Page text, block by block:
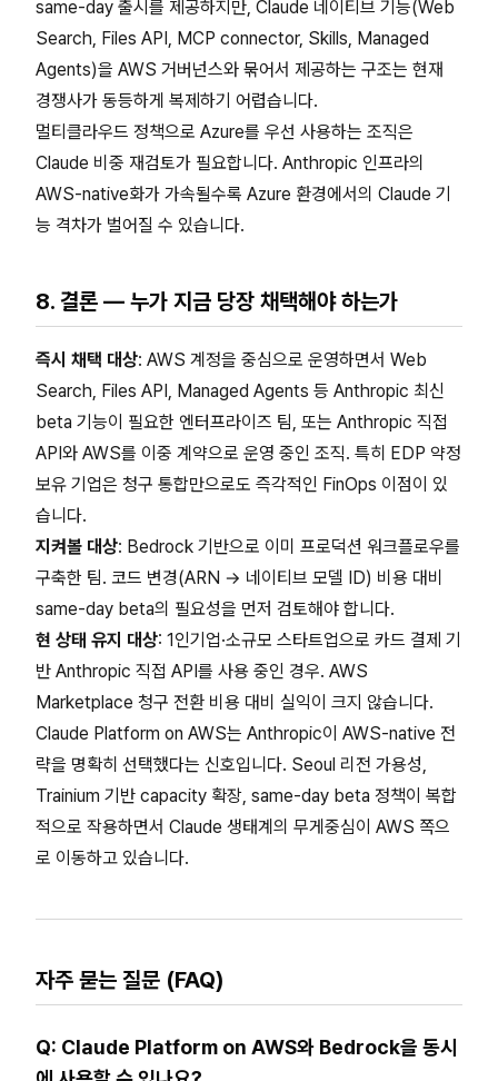
same-day 출시를 제공하지만, Claude 네이티브 기능(Web
Search, Files API, MCP connector, Skills, Managed
Agents)을 AWS 거버넌스와 묶어서 제공하는 구조는 현재
경쟁사가 동등하게 복제하기 어렵습니다.
멀티클라우드 정책으로 Azure를 우선 사용하는 조직은
Claude 비중 재검토가 필요합니다. Anthropic 인프라의
AWS-native화가 가속될수록 Azure 환경에서의 Claude 기
능 격차가 벌어질 수 있습니다.
8. 결론 — 누가 지금 당장 채택해야 하는가
즉시 채택 대상: AWS 계정을 중심으로 운영하면서 Web
Search, Files API, Managed Agents 등 Anthropic 최신
beta 기능이 필요한 엔터프라이즈 팀, 또는 Anthropic 직접
API와 AWS를 이중 계약으로 운영 중인 조직. 특히 EDP 약정
보유 기업은 청구 통합만으로도 즉각적인 FinOps 이점이 있
습니다.
지켜볼 대상: Bedrock 기반으로 이미 프로덕션 워크플로우를
구축한 팀. 코드 변경(ARN → 네이티브 모델 ID) 비용 대비
same-day beta의 필요성을 먼저 검토해야 합니다.
현 상태 유지 대상: 1인기업·소규모 스타트업으로 카드 결제 기
반 Anthropic 직접 API를 사용 중인 경우. AWS
Marketplace 청구 전환 비용 대비 실익이 크지 않습니다.
Claude Platform on AWS는 Anthropic이 AWS-native 전
략을 명확히 선택했다는 신호입니다. Seoul 리전 가용성,
Trainium 기반 capacity 확장, same-day beta 정책이 복합
적으로 작용하면서 Claude 생태계의 무게중심이 AWS 쪽으
로 이동하고 있습니다.
자주 묻는 질문 (FAQ)
Q: Claude Platform on AWS와 Bedrock을 동시